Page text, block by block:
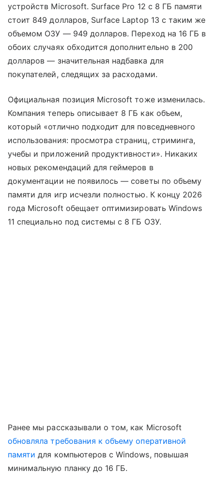
устройств Microsoft. Surface Pro 12 с 8 ГБ памяти
стоит 849 долларов, Surface Laptop 13 с таким же
объемом ОЗУ — 949 долларов. Переход на 16 ГБ в
обоих случаях обходится дополнительно в 200
долларов — значительная надбавка для
покупателей, следящих за расходами.
Официальная позиция Microsoft тоже изменилась.
Компания теперь описывает 8 ГБ как объем,
который «отлично подходит для повседневного
использования: просмотра страниц, стриминга,
учебы и приложений продуктивности». Никаких
новых рекомендаций для геймеров в
документации не появилось — советы по объему
памяти для игр исчезли полностью. К концу 2026
года Microsoft обещает оптимизировать Windows
11 специально под системы с 8 ГБ ОЗУ.
Ранее мы рассказывали о том, как Microsoft
обновляла требования к объему оперативной
памяти для компьютеров с Windows, повышая
минимальную планку до 16 ГБ.